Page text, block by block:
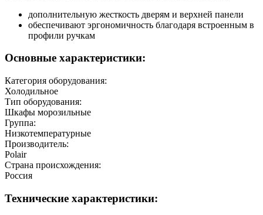
дополнительную жесткость дверям и верхней панели
обеспечивают эргономичность благодаря встроенным в
профили ручкам
Основные характеристики:
Категория оборудования:
Холодильное
Тип оборудования:
Шкафы морозильные
Группа:
Низкотемпературные
Производитель:
Polair
Страна происхождения:
Россия
Технические характеристики: